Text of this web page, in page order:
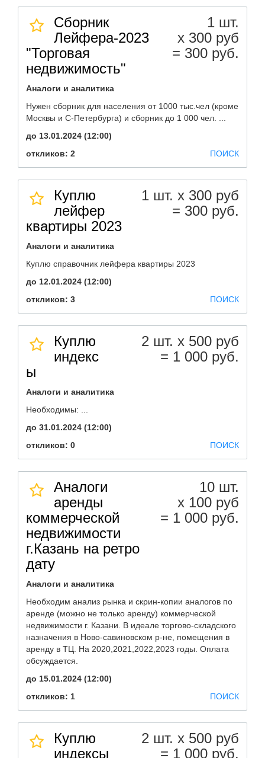
Сборник
Лейфера-2023
"Торговая
недвижимость"
1 шт.
х 300 руб
= 300 руб.
Аналоги и аналитика
Нужен сборник для населения от 1000 тыс.чел (кроме
Москвы и С-Петербурга) и сборник до 1 000 чел. ...
до 13.01.2024 (12:00)
откликов: 2
ПОИСК
Куплю
лейфер
квартиры 2023
1 шт. х 300 руб
= 300 руб.
Аналоги и аналитика
Куплю справочник лейфера квартиры 2023
до 12.01.2024 (12:00)
откликов: 3
ПОИСК
Куплю
индекс
ы
2 шт. х 500 руб
= 1 000 руб.
Аналоги и аналитика
Необходимы: ...
до 31.01.2024 (12:00)
откликов: 0
ПОИСК
Аналоги
аренды
коммерческой
недвижимости
г.Казань на ретро
дату
10 шт.
х 100 руб
= 1 000 руб.
Аналоги и аналитика
Необходим анализ рынка и скрин-копии аналогов по
аренде (можно не только аренду) коммерческой
недвижимости г. Казани. В идеале торгово-складского
назначения в Ново-савиновском р-не, помещения в
аренду в ТЦ. На 2020,2021,2022,2023 годы. Оплата
обсуждается.
до 15.01.2024 (12:00)
откликов: 1
ПОИСК
Куплю
индексы
2 шт. х 500 руб
= 1 000 руб.